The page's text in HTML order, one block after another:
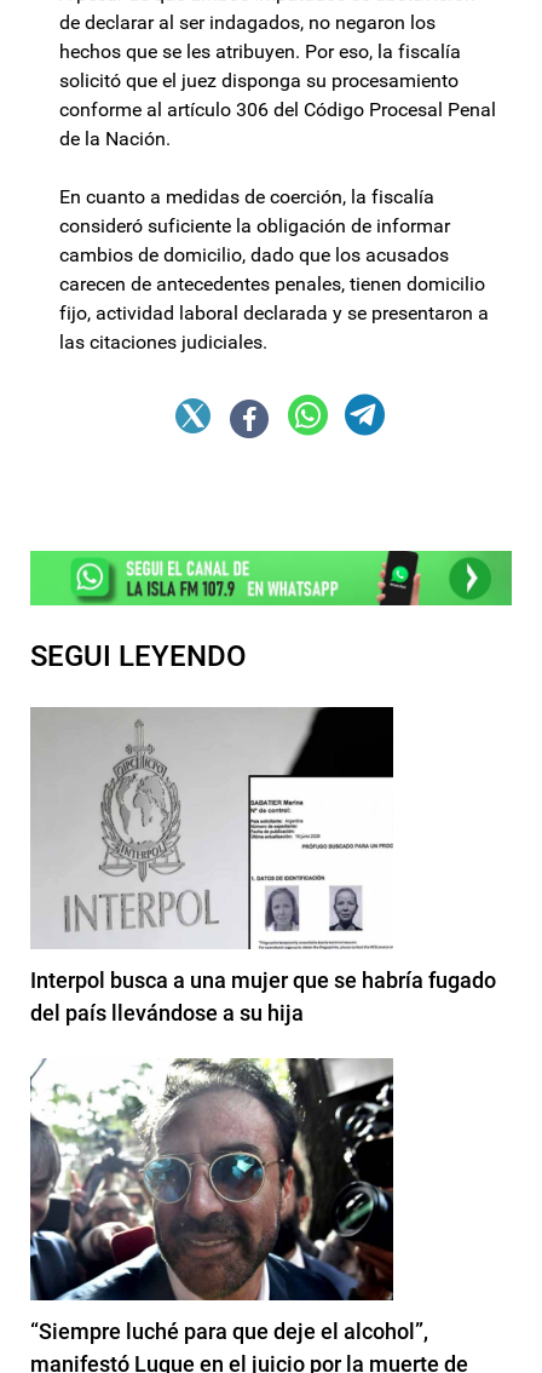
de declarar al ser indagados, no negaron los
hechos que se les atribuyen. Por eso, la fiscalía
solicitó que el juez disponga su procesamiento
conforme al artículo 306 del Código Procesal Penal
de la Nación.
En cuanto a medidas de coerción, la fiscalía
consideró suficiente la obligación de informar
cambios de domicilio, dado que los acusados
carecen de antecedentes penales, tienen domicilio
fijo, actividad laboral declarada y se presentaron a
las citaciones judiciales.
SEGUI LEYENDO
Interpol busca a una mujer que se habría fugado
del país llevándose a su hija
“Siempre luché para que deje el alcohol”,
manifestó Luque en el juicio por la muerte de